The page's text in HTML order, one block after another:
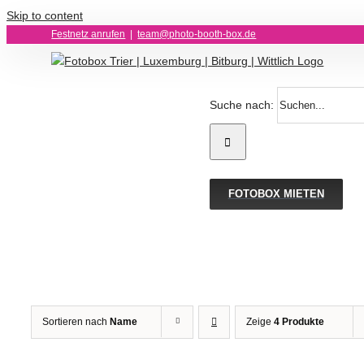
Skip to content
Festnetz anrufen team@photo-booth-box.de
Suche nach:
FOTOBOX MIETEN
Sortieren nach Name Zeige 4 Produkte
DIESES
PRODUKT
WEIST
MEHRERE